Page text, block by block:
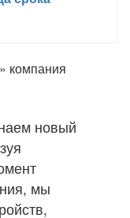
» компания
новый
мы